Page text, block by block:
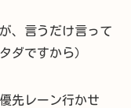
、言うだけ言って
ダですから）
先レーン行かせ